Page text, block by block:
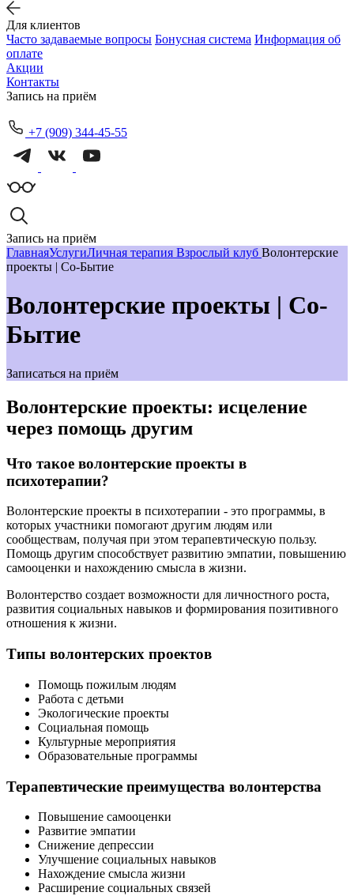
Для клиентов
Часто задаваемые вопросы Бонусная система Информация об
оплате
Акции
Контакты
Запись на приём
+7 (909) 344-45-55
Запись на приём
ГлавнаяУслугиЛичная терапия Взрослый клуб Волонтерские
проекты | Со-Бытие
Волонтерские проекты | Со-
Бытие
Записаться на приём
Волонтерские проекты: исцеление
через помощь другим
Что такое волонтерские проекты в
психотерапии?
Волонтерские проекты в психотерапии - это программы, в
которых участники помогают другим людям или
сообществам, получая при этом терапевтическую пользу.
Помощь другим способствует развитию эмпатии, повышению
самооценки и нахождению смысла в жизни.
Волонтерство создает возможности для личностного роста,
развития социальных навыков и формирования позитивного
отношения к жизни.
Типы волонтерских проектов
Помощь пожилым людям
Работа с детьми
Экологические проекты
Социальная помощь
Культурные мероприятия
Образовательные программы
Терапевтические преимущества волонтерства
Повышение самооценки
Развитие эмпатии
Снижение депрессии
Улучшение социальных навыков
Нахождение смысла жизни
Расширение социальных связей